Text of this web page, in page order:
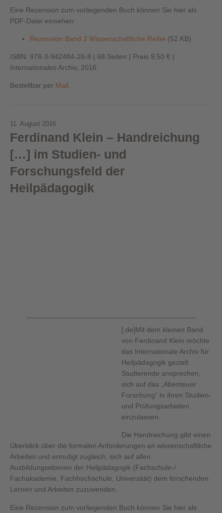
Eine Rezension zum vorliegenden Buch können Sie hier als
PDF-Datei einsehen:
Rezension Band 2 Wissenschaftliche Reihe (52 KB)
ISBN: 978-3-942484-26-8 | 68 Seiten | Preis 9,50 € |
Internationales Archiv, 2016
Bestellbar per Mail
11. August 2016
Ferdinand Klein – Handreichung
[…] im Studien- und
Forschungsfeld der
Heilpädagogik
[:de]Mit dem kleinen Band
von Ferdinand Klein möchte
das Internationale Archiv für
Heilpädagogik gezielt
Studierende ansprechen,
sich auf das „Abenteuer
Forschung“ in ihren Studien-
und Prüfungsarbeiten
einzulassen.
Die Handreichung gibt einen
Überblick über die formalen Anforderungen an wissenschaftliche
Arbeiten und ermutigt zugleich, sich auf allen
Ausbildungsebenen der Heilpädagogik (Fachschule-/
Fachakademie, Fachhochschule, Universität) dem forschenden
Lernen und Arbeiten zuzuwenden.
Eine Rezension zum vorliegenden Buch können Sie hier als